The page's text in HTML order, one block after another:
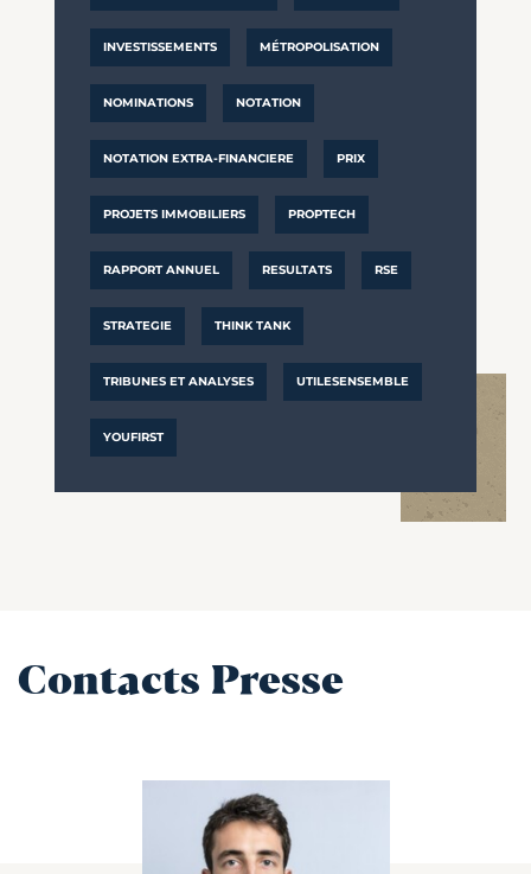
INVESTISSEMENTS MÉTROPOLISATION
NOMINATIONS NOTATION
NOTATION EXTRA-FINANCIERE PRIX
PROJETS IMMOBILIERS PROPTECH
RAPPORT ANNUEL RESULTATS RSE
STRATEGIE THINK TANK
TRIBUNES ET ANALYSES UTILESENSEMBLE
YOUFIRST
Contacts Presse